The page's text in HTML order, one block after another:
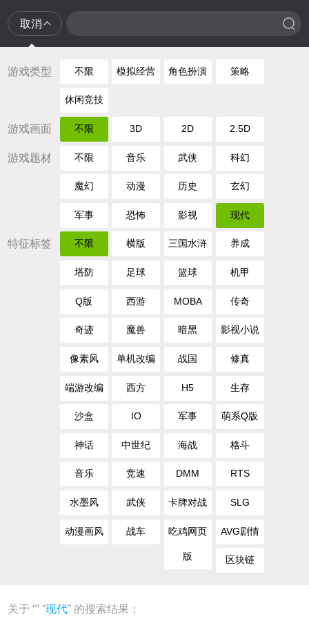
取消
游戏类型 不限 模拟经营 角色扮演 策略
休闲竞技
游戏画面 不限 3D 2D 2.5D
游戏题材 不限 音乐 武侠 科幻
魔幻 动漫 历史 玄幻
军事 恐怖 影视 现代
特征标签 不限 横版 三国水浒 养成
塔防 足球 篮球 机甲
Q版 西游 MOBA 传奇
奇迹 魔兽 暗黑 影视小说
像素风 单机改编 战国 修真
端游改编 西方 H5 生存
沙盒 IO 军事 萌系Q版
神话 中世纪 海战 格斗
音乐 竞速 DMM RTS
水墨风 武侠 卡牌对战 SLG
动漫画风 战车 吃鸡网页
版
AVG剧情
区块链
关于 “” “现代” 的搜索结果：